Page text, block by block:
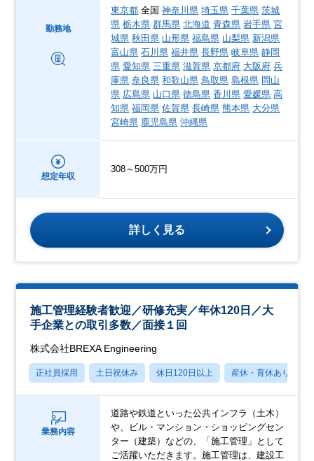
勤務地
東京都 全国神奈川県 埼玉県 千葉県 茨城
県 栃木県 群馬県 北海道 青森県 岩手県 宮
城県 秋田県 山形県 福島県 山梨県 新潟県
富山県 石川県 福井県 長野県 岐阜県 静岡
県 愛知県 三重県 滋賀県 京都府 大阪府 兵
庫県 奈良県 和歌山県 鳥取県 島根県 岡山
県 広島県 山口県 徳島県 香川県 愛媛県 高
知県 福岡県 佐賀県 長崎県 熊本県 大分県
宮崎県 鹿児島県 沖縄県
想定年収
308～500万円
詳しく見る
施工管理経験者歓迎／研修充実／年休120日／大
手企業との取引多数／面接１回
株式会社BREXA Engineering
正社員採用 土日祝休み 休日120日以上 産休・育休あり
業務内容
道路や鉄道といった公共インフラ（土木）
や、ビル・マンション・ショッピングセン
ター（建築）などの、「施工管理」として
ご活躍いただきます。施工管理は、建設工